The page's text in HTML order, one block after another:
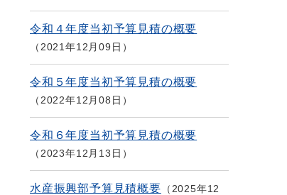
令和４年度当初予算見積の概要
2021年12月09日
令和５年度当初予算見積の概要
2022年12月08日
令和６年度当初予算見積の概要
2023年12月13日
水産振興部予算見積概要
2025年12